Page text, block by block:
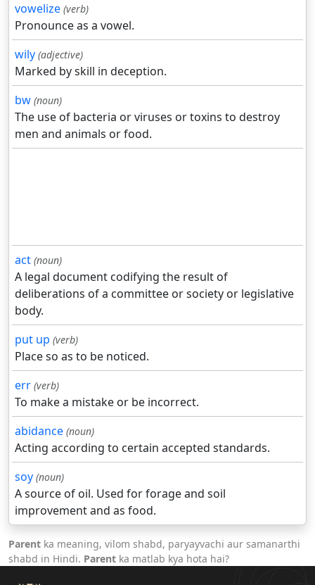
vowelize (verb)
Pronounce as a vowel.
wily (adjective)
Marked by skill in deception.
bw (noun)
The use of bacteria or viruses or toxins to destroy
men and animals or food.
act (noun)
A legal document codifying the result of
deliberations of a committee or society or legislative
body.
put up (verb)
Place so as to be noticed.
err (verb)
To make a mistake or be incorrect.
abidance (noun)
Acting according to certain accepted standards.
soy (noun)
A source of oil. Used for forage and soil
improvement and as food.
Parent ka meaning, vilom shabd, paryayvachi aur samanarthi
shabd in Hindi. Parent ka matlab kya hota hai?